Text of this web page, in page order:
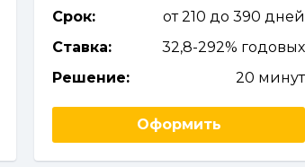
Срок:
от 210 до 390 дней
Ставка:
32,8-292% годовых
Решение:
20 минут
Оформить